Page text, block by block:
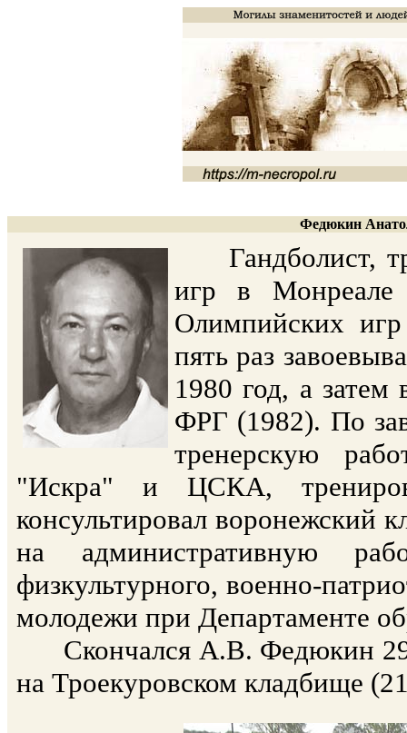
Федюкин
Гандболист,
игр в Монреале
Олимпийских
пять раз
1980 год, а
ФРГ (1982). По
тренерскую
"Искра" и ЦСКА,
консультировал воронежский
на административную
физкультурного, военно-
молодежи при Департаменте
Скончался А.В. Федюкин 29
на Троекуровском кладбище